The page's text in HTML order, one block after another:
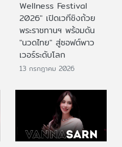
Wellness Festival
2026" เปิดเวทีชิงถ้วย
พระราชทานฯ พร้อมดัน
"นวดไทย" สู่ซอฟต์พาว
เวอร์ระดับโลก
13 กรกฎาคม 2026